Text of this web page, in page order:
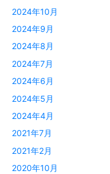
2024年10月
2024年9月
2024年8月
2024年7月
2024年6月
2024年5月
2024年4月
2021年7月
2021年2月
2020年10月